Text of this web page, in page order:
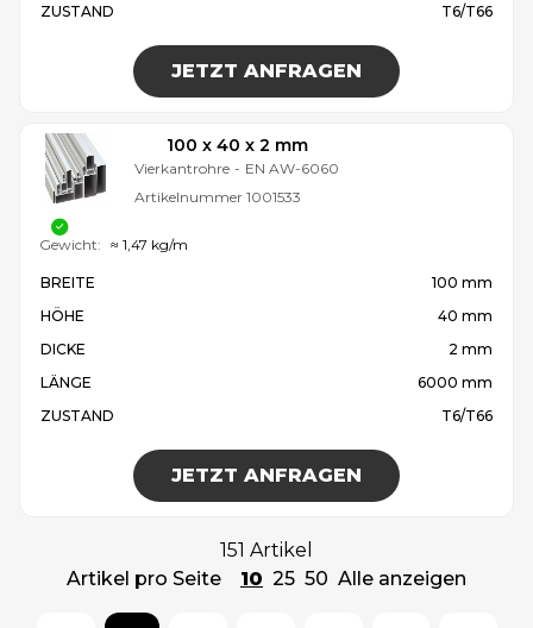
ZUSTAND
T6/T66
JETZT ANFRAGEN
100 x 40 x 2 mm
Vierkantrohre - EN AW-6060
Artikelnummer 1001533
BREITE
100 mm
HÖHE
40 mm
DICKE
2 mm
LÄNGE
6000 mm
ZUSTAND
T6/T66
JETZT ANFRAGEN
Gewicht: ≈ 1,47 kg/m
151 Artikel
Artikel pro Seite
10 25 50 Alle anzeigen